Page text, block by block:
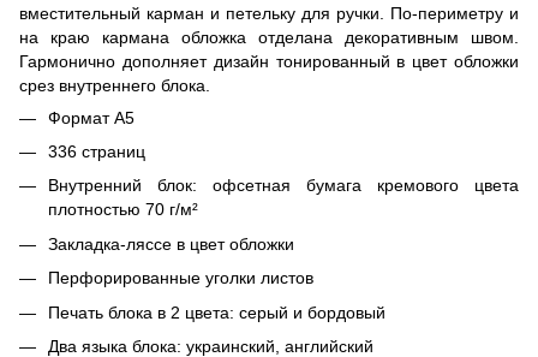
вместительный карман и петельку для ручки. По-периметру и
на краю кармана обложка отделана декоративным швом.
Гармонично дополняет дизайн тонированный в цвет обложки
срез внутреннего блока.
Формат А5
336 страниц
Внутренний блок: офсетная бумага кремового цвета
плотностью 70 г/м²
Закладка-ляссе в цвет обложки
Перфорированные уголки листов
Печать блока в 2 цвета: серый и бордовый
Два языка блока: украинский, английский